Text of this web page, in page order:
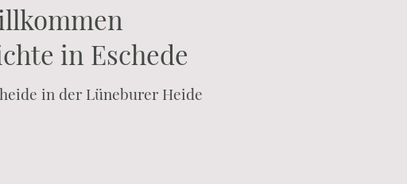
in Eschede
in der Lüneburer Heide